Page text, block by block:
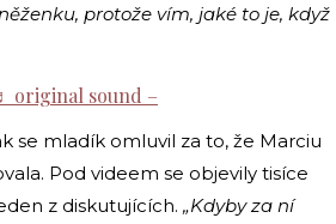
protože vím, jaké to je, když
original sound –
se mladík omluvil za to, že Marciu
Pod videem se objevily tisíce
z diskutujících. „Kdyby za ní